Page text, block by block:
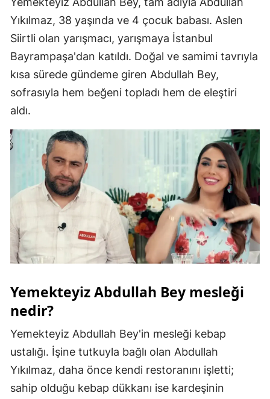
İzmir
Kars
Kastamonu
Kayseri
Kocaeli
Konya
Kütahya
Malatya
Manisa
Kahramanmaraş
Muğla
Muş
Nevşehir
Yıkılmaz, 38 yaşında ve 4 çocuk babası. Aslen
Siirtli olan yarışmacı, yarışmaya İstanbul
Bayrampaşa'dan katıldı. Doğal ve samimi tavrıyla
kısa sürede gündeme giren Abdullah Bey,
sofrasıyla hem beğeni topladı hem de eleştiri
aldı.
Yemekteyiz Abdullah Bey mesleği
nedir?
Yemekteyiz Abdullah Bey'in mesleği kebap
ustalığı. İşine tutkuyla bağlı olan Abdullah
Yıkılmaz, daha önce kendi restoranını işletti;
sahip olduğu kebap dükkanı ise kardeşinin